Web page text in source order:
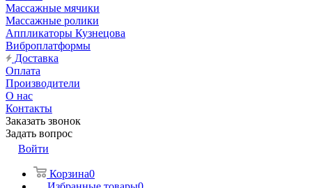
Массажные мячики
Массажные ролики
Аппликаторы Кузнецова
Виброплатформы
Доставка
Оплата
Производители
О нас
Контакты
Заказать звонок
Задать вопрос
Войти
Корзина0